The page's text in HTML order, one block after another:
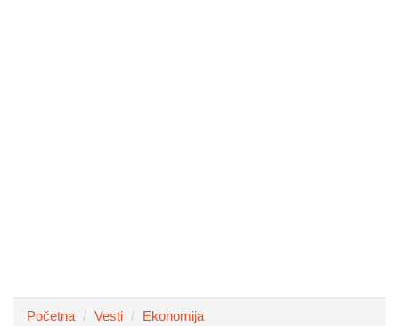
Početna Vesti
Ekonomija